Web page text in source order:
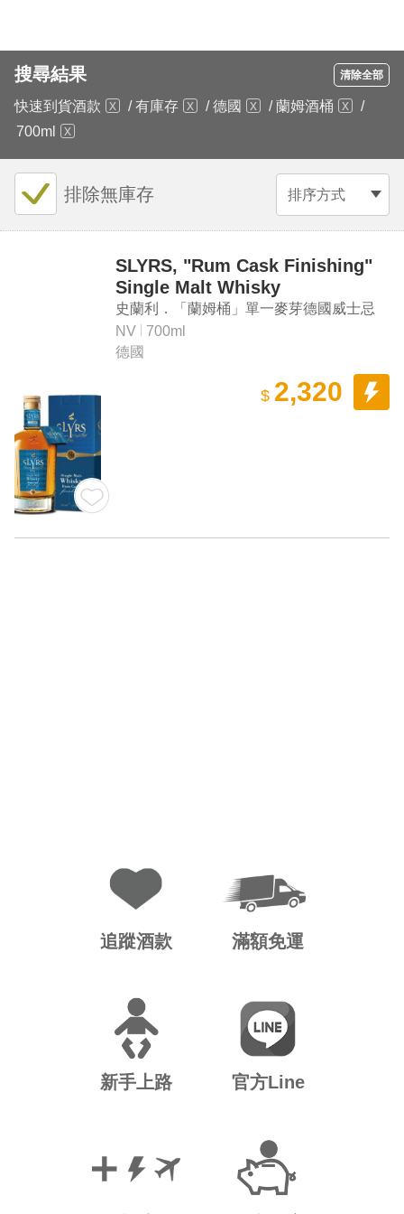
搜尋結果 清除全部
快速到貨酒款 / 有庫存 / 德國 / 蘭姆酒桶
/
700ml
排序方式
排除無庫存
SLYRS, "Rum Cask Finishing"
Single Malt Whisky
史蘭利．「蘭姆桶」單一麥芽德國威士忌
NV
700ml
德國
$ 2,320
追蹤酒款 滿額免運
新手上路 官方Line